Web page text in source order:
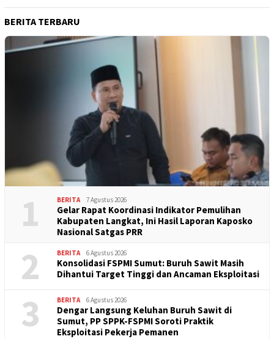
BERITA TERBARU
1 BERITA 7 Agustus 2026
Gelar Rapat Koordinasi Indikator Pemulihan
Kabupaten Langkat, Ini Hasil Laporan Kaposko
Nasional Satgas PRR
2 BERITA 6 Agustus 2026
Konsolidasi FSPMI Sumut: Buruh Sawit Masih
Dihantui Target Tinggi dan Ancaman Eksploitasi
3 BERITA 6 Agustus 2026
Dengar Langsung Keluhan Buruh Sawit di
Sumut, PP SPPK-FSPMI Soroti Praktik
Eksploitasi Pekerja Pemanen